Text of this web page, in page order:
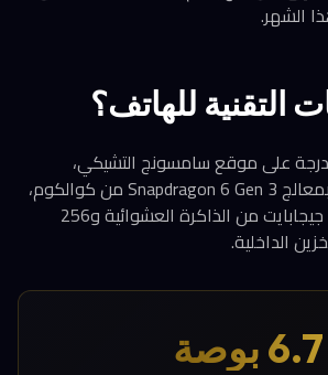
الشهر.
التقنية للهاتف؟
على موقع سامسونج التشيكي،
سيعمل Galaxy A27 بمعالج Snapdragon 6 Gen 3 من كوالكوم،
مع خيارات تصل إلى 8 جيجابايت من الذاكرة العشوائية و256
الداخلية.
6.7 بوصة